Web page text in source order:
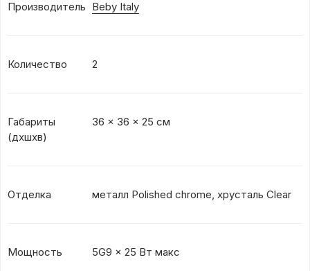
Производитель Beby Italy
Количество 2
Габариты
(дхшхв)
36 x 36 x 25 см
Отделка металл Polished chrome, хрусталь Clear
Мощность 5G9 x 25 Вт макс